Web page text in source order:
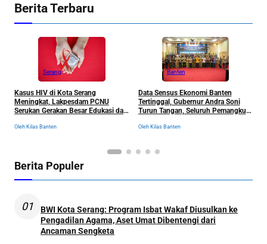
Berita Terbaru
Serang
Kasus HIV di Kota Serang
Meningkat, Lakpesdam PCNU
Serukan Gerakan Besar Edukasi dan
Oleh Kilas Banten
Banten
Data Sensus Ekonomi Banten
Tertinggal, Gubernur Andra Soni
Turun Tangan, Seluruh Pemangku
Dikumpulkan
Oleh Kilas Banten
Berita Populer
01
BWI Kota Serang: Program Isbat Wakaf Diusulkan ke
Pengadilan Agama, Aset Umat Dibentengi dari
Ancaman Sengketa